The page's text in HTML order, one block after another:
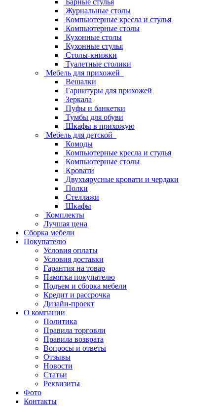
Барные стулья
Журнальные столы
Компьютерные кресла и стулья
Компьютерные столы
Кухонные столы
Кухонные стулья
Столы-книжки
Туалетные столики
Мебель для прихожей
Вешалки
Гарнитуры для прихожей
Зеркала
Пуфы и банкетки
Тумбы для обуви
Шкафы в прихожую
Мебель для детской
Комоды
Компьютерные кресла и стулья
Компьютерные столы
Кровати
Двухъярусные кровати и чердаки
Полки
Стеллажи
Шкафы
Комплекты
Лучшая цена
Сборка мебели
Покупателю
Условия оплаты
Условия доставки
Гарантия на товар
Памятка покупателю
Подъем и сборка мебели
Кредит и рассрочка
Дизайн-проект
О компании
Политика
Правила торговли
Правила возврата
Вопросы и ответы
Отзывы
Новости
Статьи
Реквизиты
Фото
Контакты